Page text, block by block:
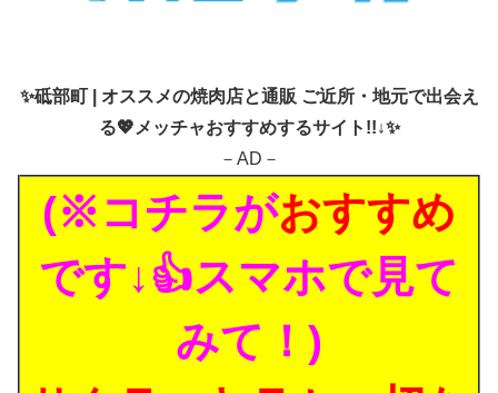
✨砥部町 | オススメの焼肉店と通販 ご近所・地元で出会え
る💖メッチャおすすめするサイト!!↓✨
－AD－
(※コチラがおすすめ
です↓👍スマホで見て
みて！)